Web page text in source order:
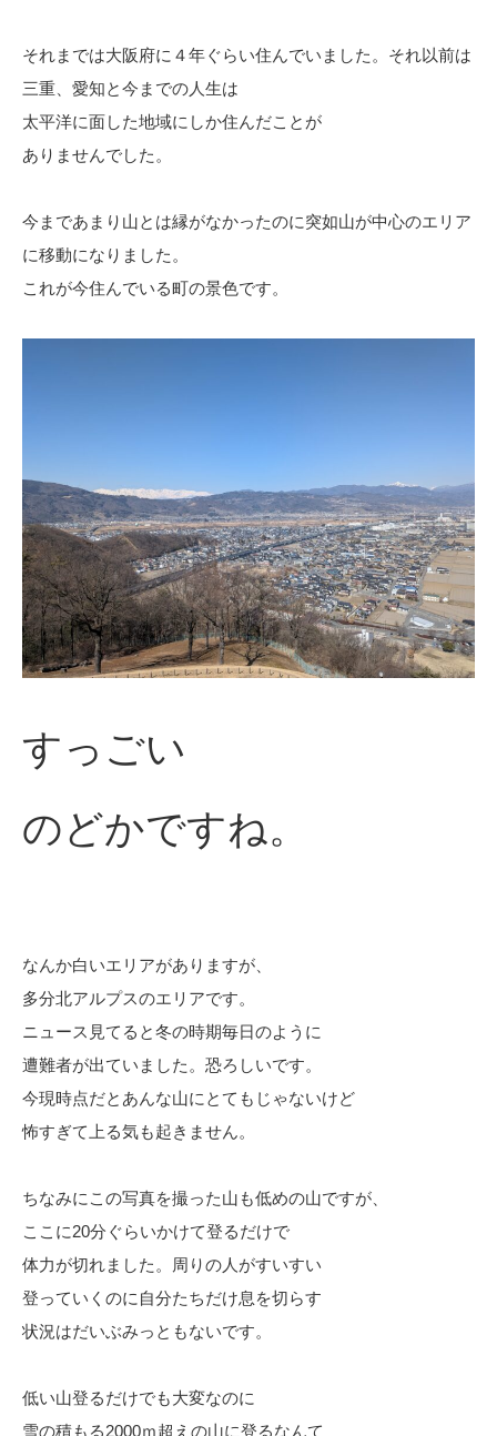
それまでは大阪府に４年ぐらい住んでいました。それ以前は
三重、愛知と今までの人生は
太平洋に面した地域にしか住んだことが
ありませんでした。
今まであまり山とは縁がなかったのに突如山が中心のエリア
に移動になりました。
これが今住んでいる町の景色です。
すっごい
のどかですね。
なんか白いエリアがありますが、
多分北アルプスのエリアです。
ニュース見てると冬の時期毎日のように
遭難者が出ていました。恐ろしいです。
今現時点だとあんな山にとてもじゃないけど
怖すぎて上る気も起きません。
ちなみにこの写真を撮った山も低めの山ですが、
ここに20分ぐらいかけて登るだけで
体力が切れました。周りの人がすいすい
登っていくのに自分たちだけ息を切らす
状況はだいぶみっともないです。
低い山登るだけでも大変なのに
雪の積もる2000ｍ超えの山に登るなんて